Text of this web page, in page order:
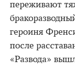
переживают
героиня
после
«Развода»